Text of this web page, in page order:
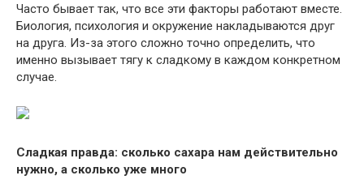
Часто бывает так, что все эти факторы работают вместе.
Биология, психология и окружение накладываются друг
на друга. Из-за этого сложно точно определить, что
именно вызывает тягу к сладкому в каждом конкретном
случае.
Сладкая правда: сколько сахара нам действительно
нужно, а сколько уже много